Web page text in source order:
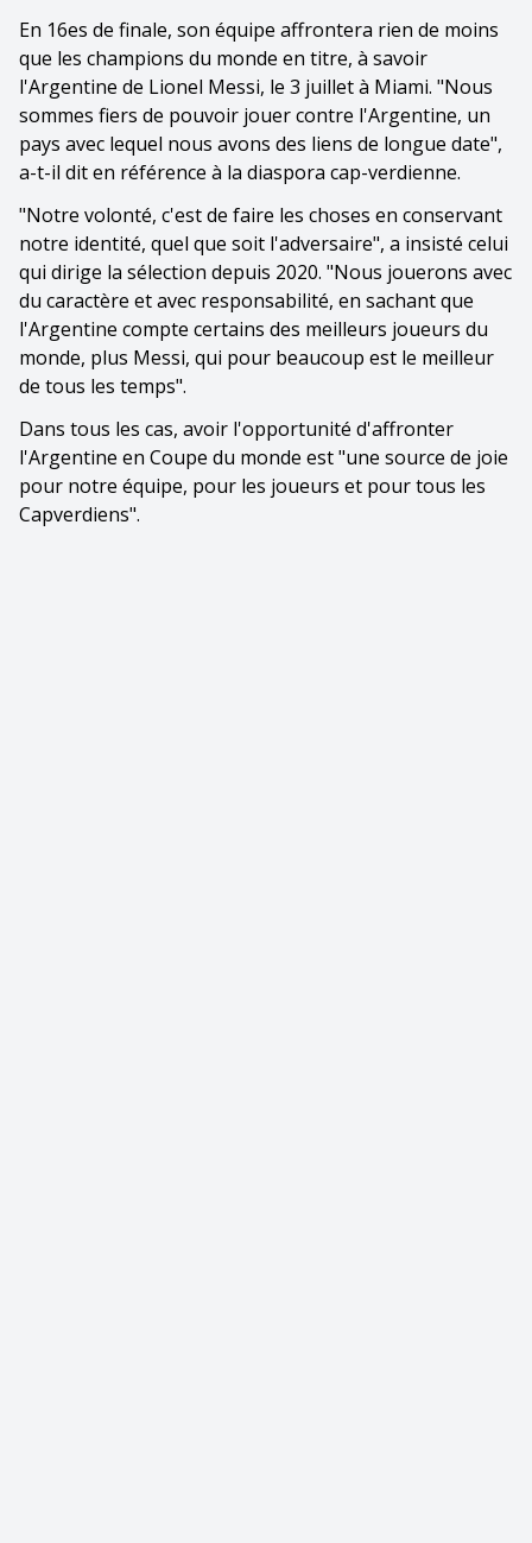
En 16es de finale, son équipe affrontera rien de moins
que les champions du monde en titre, à savoir
l'Argentine de Lionel Messi, le 3 juillet à Miami. "Nous
sommes fiers de pouvoir jouer contre l'Argentine, un
pays avec lequel nous avons des liens de longue date",
a-t-il dit en référence à la diaspora cap-verdienne.
"Notre volonté, c'est de faire les choses en conservant
notre identité, quel que soit l'adversaire", a insisté celui
qui dirige la sélection depuis 2020. "Nous jouerons avec
du caractère et avec responsabilité, en sachant que
l'Argentine compte certains des meilleurs joueurs du
monde, plus Messi, qui pour beaucoup est le meilleur
de tous les temps".
Dans tous les cas, avoir l'opportunité d'affronter
l'Argentine en Coupe du monde est "une source de joie
pour notre équipe, pour les joueurs et pour tous les
Capverdiens".